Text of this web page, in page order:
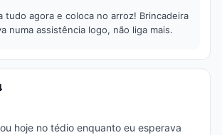
tudo agora e coloca no arroz! Brincadeira
numa assistência logo, não liga mais.
hoje no tédio enquanto eu esperava